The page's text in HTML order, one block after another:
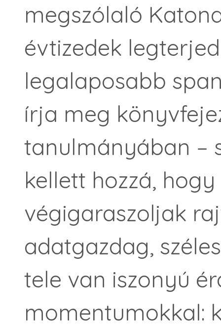
megszólaló
évtizedek
legalaposabb
írja meg
tanulmányában –
kellett hozzá,
végigaraszoljak
adatgazdag,
tele van iszonyú
momentumokkal: